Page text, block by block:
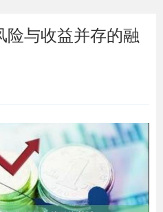
险与收益并存的融